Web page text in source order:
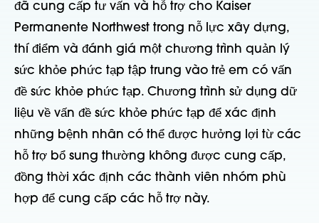
đã cung cấp tư vấn và hỗ trợ cho Kaiser
Permanente Northwest trong nỗ lực xây dựng,
thí điểm và đánh giá một chương trình quản lý
sức khỏe phức tạp tập trung vào trẻ em có vấn
đề sức khỏe phức tạp. Chương trình sử dụng dữ
liệu về vấn đề sức khỏe phức tạp để xác định
những bệnh nhân có thể được hưởng lợi từ các
hỗ trợ bổ sung thường không được cung cấp,
đồng thời xác định các thành viên nhóm phù
hợp để cung cấp các hỗ trợ này.